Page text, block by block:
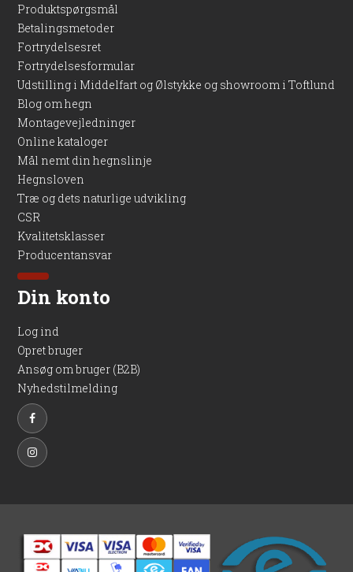
Produktspørgsmål
Betalingsmetoder
Fortrydelsesret
Fortrydelsesformular
Udstilling i Middelfart og Ølstykke og showroom i Toftlund
Blog om hegn
Montagevejledninger
Online kataloger
Mål nemt din hegnslinje
Hegnsloven
Træ og dets naturlige udvikling
CSR
Kvalitetsklasser
Producentansvar
Din konto
Log ind
Opret bruger
Ansøg om bruger (B2B)
Nyhedstilmelding